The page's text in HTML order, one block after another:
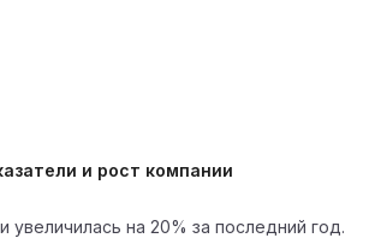
и рост компании
увеличилась на 20% за последний год.